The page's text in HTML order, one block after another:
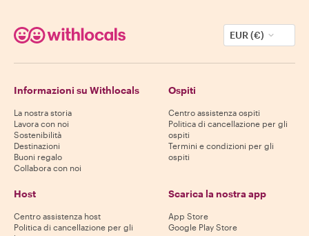
EUR (€)
Informazioni su Withlocals
La nostra storia
Lavora con noi
Sostenibilità
Destinazioni
Buoni regalo
Collabora con noi
Ospiti
Centro assistenza ospiti
Politica di cancellazione per gli
ospiti
Termini e condizioni per gli
ospiti
Host
Centro assistenza host
Politica di cancellazione per gli
Scarica la nostra app
App Store
Google Play Store